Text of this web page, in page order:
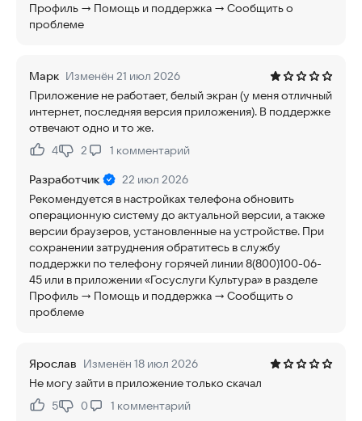
Профиль → Помощь и поддержка → Сообщить о
проблеме
Марк Изменён 21 июл 2026
Приложение не работает, белый экран (у меня отличный
интернет, последняя версия приложения). В поддержке
отвечают одно и то же.
Нравится:
4Не нравится:
2 1 комментарий
Разработчик
22 июл 2026
Рекомендуется в настройках телефона обновить
операционную систему до актуальной версии, а также
версии браузеров, установленные на устройстве. При
сохранении затруднения обратитесь в службу
поддержки по телефону горячей линии 8(800)100-06-
45 или в приложении «Госуслуги Культура» в разделе
Профиль → Помощь и поддержка → Сообщить о
проблеме
Ярослав Изменён 18 июл 2026
Не могу зайти в приложение только скачал
Нравится:
5Не нравится:
0 1 комментарий